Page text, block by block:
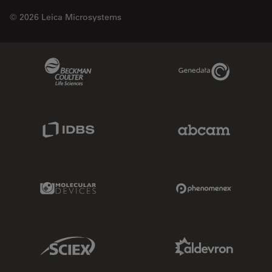
© 2026 Leica Microsystems
Genedata Link
Molecular Devices Link
Sciex Link